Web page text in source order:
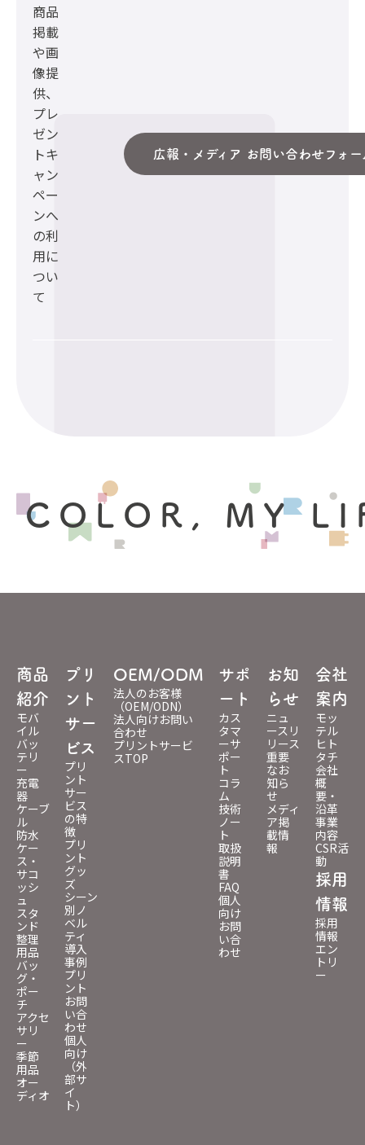
商品
掲載
や画
像提
供、
プレ
ゼン
トキ
ャン
ペー
ンへ
の利
用に
つい
て
広報・メディア お問い合わせフォー
COLOR, MY
商品
紹介
モバ
イル
バッ
テリ
ー
充電
器
ケーブ
ル
防水
ケー
ス・
サコ
ッシ
ュ
スタ
ンド
整理
用品
バッ
グ・
ポー
チ
アクセ
サリ
ー
季節
用品
オー
ディオ
プリ
ント
サー
ビス
プリ
ント
サー
ビス
の特
徴
プリ
ント
グッ
ズ
シーン
別ノ
ベル
ティ
導入
事例
プリ
ント
お問
い合
わせ
個人
向け
（外
部サ
イ
ト）
OEM/ODM
法人のお客様
（OEM/ODN）
法人向けお問い
合わせ
プリントサービ
スTOP
サポ
ート
カス
タマ
ーサ
ポー
ト
コラ
ム
技術
ノー
ト
取扱
説明
書
FAQ
個人
向け
お問
い合
わせ
お知
らせ
ニュ
ースリ
リース
重要
なお
知ら
せ
メディ
ア掲
載情
報
会社
案内
モッ
テル
ヒト
タチ
会社
概
要・
沿革
事業
内容
CSR活
動
採用
情報
採用
情報
エン
トリ
ー